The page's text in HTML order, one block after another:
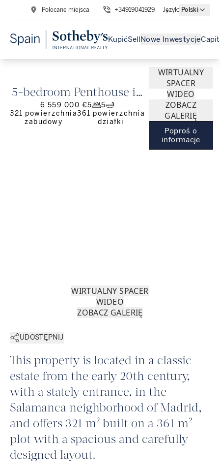
Polecane miejsca +34919041929 Język: Polski
KupićSell Nowe Inwestycje
5-bedroom Penthouse in
Barrio de Justicia
6 559 000 €5
5
321 powierzchnia
zabudowy
361 powierzchnia
działki
WIRTUALNY
SPACER
WIDEO
ZOBACZ
GALERIĘ
Poproś o
informacje
WIRTUALNY SPACER
WIDEO
ZOBACZ GALERIĘ
UDOSTĘPNIJ
This property is located in a classic
estate from the early 20th century,
with a stately entrance, in the
Salamanca neighborhood of Madrid,
and offers 321 m² built on a 361 m²
plot with a spacious and carefully
designed layout.